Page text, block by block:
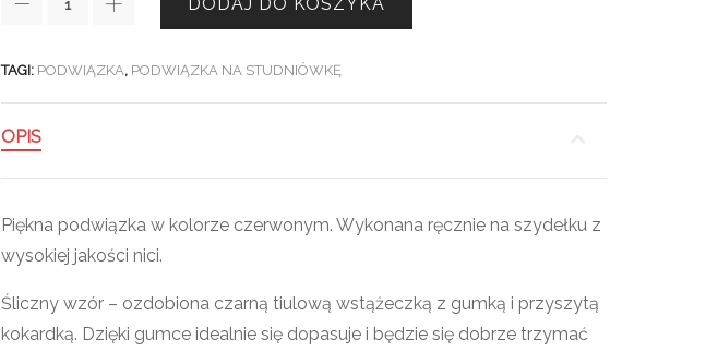
TAGI: PODWIĄZKA, PODWIĄZKA NA STUDNIÓWKĘ
OPIS
Piękna podwiązka w kolorze czerwonym. Wykonana ręcznie na szydełku z
wysokiej jakości nici.
Śliczny wzór – ozdobiona czarną tiulową wstążeczką z gumką i przyszytą
kokardką. Dzięki gumce idealnie się dopasuje i będzie się dobrze trzymać